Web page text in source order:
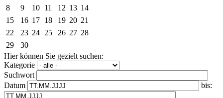
8
9 10 11 12 13 14
15
16 17 18 19 20 21
22
23 24 25 26 27 28
29
30
Hier können Sie gezielt suchen:
Kategorie
Suchwort
Datum
bis: